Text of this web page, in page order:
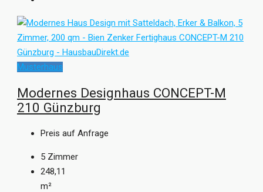
„Deutschlands Kundenchampion“ (F.A.Z.-Institut 2020) oder
mit dem Plus X Award („Most Innovative Brand“ 2021). Die
positiven Erfahrungenunzähliger Bien-Zenker Bauherren
sprechen ebenfalls eine deutliche Sprache.
Weitere Informationen erhalten Sie unter:
zenker.de
Musterhaus
Modernes Designhaus CONCEPT-M
210 Günzburg
Preis auf Anfrage
5 Zimmer
248,11
m²